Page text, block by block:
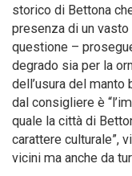
storico di Bettona
presenza di un
questione –
degrado sia per la
dell’usura del
dal consigliere è
quale la città di
carattere culturale”,
vicini ma anche da